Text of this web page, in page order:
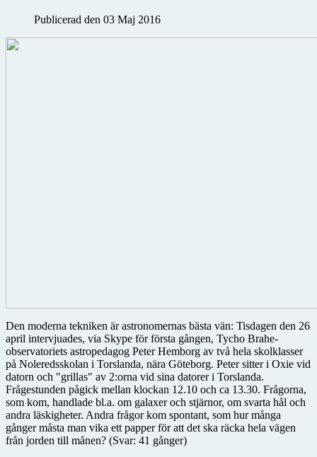
Publicerad den 03 Maj 2016
Den moderna tekniken är astronomernas bästa vän: Tisdagen den 26
april intervjuades, via Skype för första gången, Tycho Brahe-
observatoriets astropedagog Peter Hemborg av två hela skolklasser
på Noleredsskolan i Torslanda, nära Göteborg. Peter sitter i Oxie vid
datorn och "grillas" av 2:orna vid sina datorer i Torslanda.
Frågestunden pågick mellan klockan 12.10 och ca 13.30. Frågorna,
som kom, handlade bl.a. om galaxer och stjärnor, om svarta hål och
andra läskigheter. Andra frågor kom spontant, som hur många
gånger måsta man vika ett papper för att det ska räcka hela vägen
från jorden till månen? (Svar: 41 gånger)